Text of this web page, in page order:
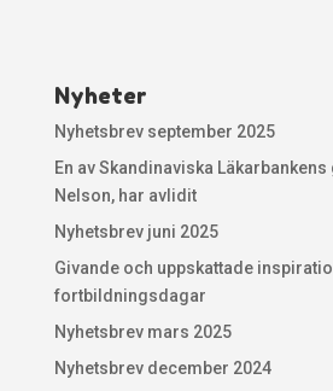
Nyheter
Nyhetsbrev september 2025
En av Skandinaviska
Nelson, har avlidit
Nyhetsbrev juni 2025
Givande och uppskattade
fortbildningsdagar
Nyhetsbrev mars 2025
Nyhetsbrev december 2024